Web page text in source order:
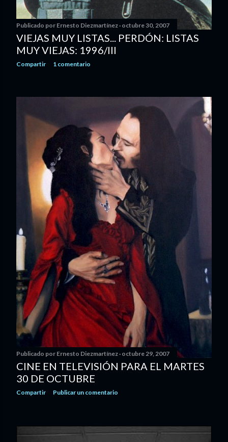
Publicado por Ernesto Diezmartínez octubre 30, 2007
VIEJAS MUY LISTAS... PERDÓN: LISTAS
MUY VIEJAS: 1996/III
Compartir 1 comentario
Publicado por Ernesto Diezmartínez octubre 29, 2007
CINE EN TELEVISIÓN PARA EL MARTES
30 DE OCTUBRE
Compartir Publicar un comentario